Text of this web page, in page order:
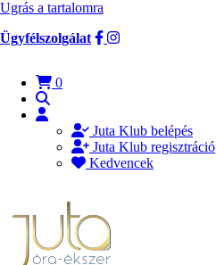
Ugrás a tartalomra
Ügyfélszolgálat
0
Juta Klub belépés
Juta Klub regisztráció
Kedvencek